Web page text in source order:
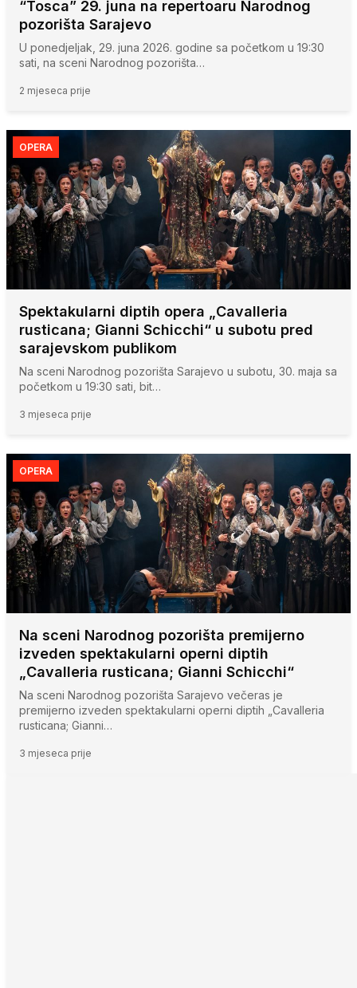
“Tosca” 29. juna na repertoaru Narodnog
pozorišta Sarajevo
U ponedjeljak, 29. juna 2026. godine sa početkom u 19:30
sati, na sceni Narodnog pozorišta…
2 mjeseca prije
OPERA
Spektakularni diptih opera „Cavalleria
rusticana; Gianni Schicchi“ u subotu pred
sarajevskom publikom
Na sceni Narodnog pozorišta Sarajevo u subotu, 30. maja sa
početkom u 19:30 sati, bit…
3 mjeseca prije
OPERA
Na sceni Narodnog pozorišta premijerno
izveden spektakularni operni diptih
„Cavalleria rusticana; Gianni Schicchi“
Na sceni Narodnog pozorišta Sarajevo večeras je
premijerno izveden spektakularni operni diptih „Cavalleria
rusticana; Gianni…
3 mjeseca prije